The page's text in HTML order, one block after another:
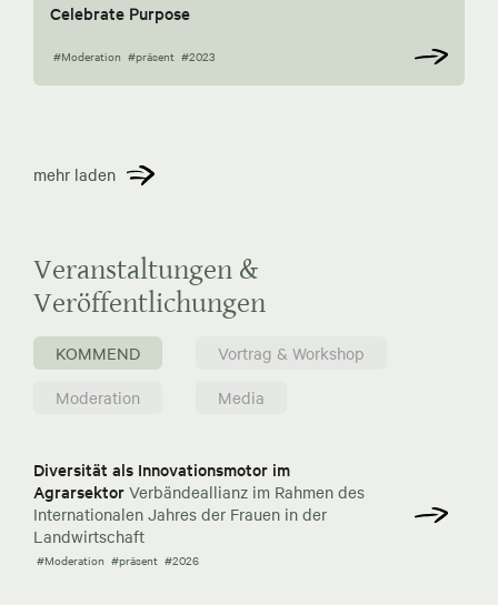
Celebrate Purpose
#Moderation #präsent #2023
mehr laden
Veranstaltungen &
Veröffentlichungen
KOMMEND
Vortrag & Workshop
Moderation
Media
Diversität als Innovationsmotor im
Agrarsektor Verbändeallianz im Rahmen des
Internationalen Jahres der Frauen in der
Landwirtschaft
#Moderation #präsent #2026